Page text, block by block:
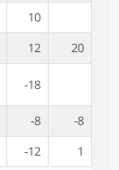
10
12
20
-18
-8
-8
-12
1